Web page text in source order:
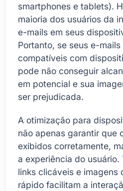
smartphones e tablets).
maioria dos usuários da
e-mails em seus
Portanto, se seus e-mails
compatíveis com
pode não conseguir
em potencial e sua
ser prejudicada.
A otimização para
não apenas garantir que
exibidos corretamente,
a experiência do usuário.
links clicáveis e imagens
rápido facilitam a